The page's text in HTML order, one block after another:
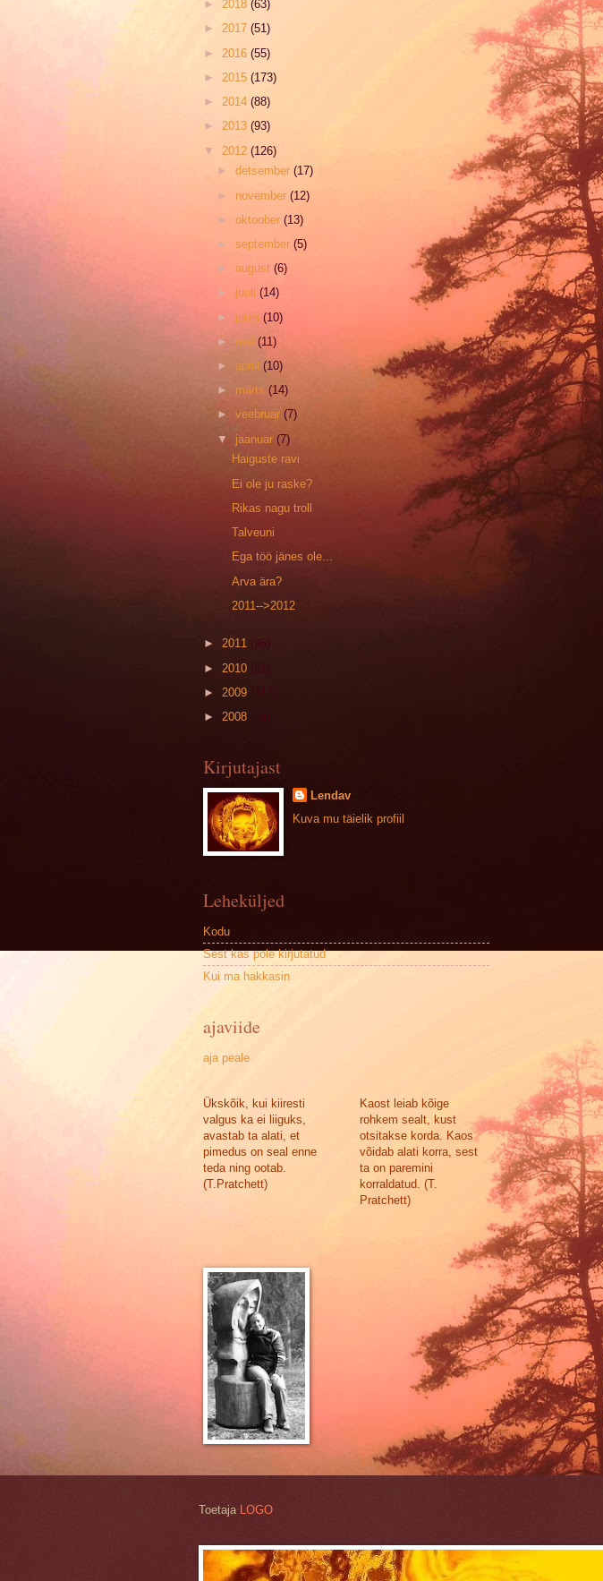
► 2018 (63)
► 2017 (51)
► 2016 (55)
► 2015 (173)
► 2014 (88)
► 2013 (93)
▼ 2012 (126)
►detsember(17)
► november(12)
►oktoober(13)
►september(5)
►august(6)
► juuli(14)
► juuni(10)
► mai(11)
► aprill(10)
► märts(14)
►veebruar (7)
▼ jaanuar(7)
Haiguste ravi
Ei ole ju raske?
Rikas nagu troll
Talveuni
Ega töö jänes ole...
Arva ära?
2011-->2012
► 2011 (96)
► 2010
► 2009
► 2008
Kirjutajast
Lendav
Kuva mu täielik profiil
Leheküljed
Kodu
Sest kas pole kirjutatud
Kui ma hakkasin
ajaviide
aja peale
Ükskõik, kui kiiresti
valgus ka ei liiguks,
avastab ta alati, et
pimedus on seal enne
teda ning ootab.
(T.Pratchett)
Kaost leiab kõige
rohkem sealt, kust
otsitakse korda. Kaos
võidab alati korra, sest
ta on paremini
korraldatud. (T.
Pratchett)
Toetaja LOGO